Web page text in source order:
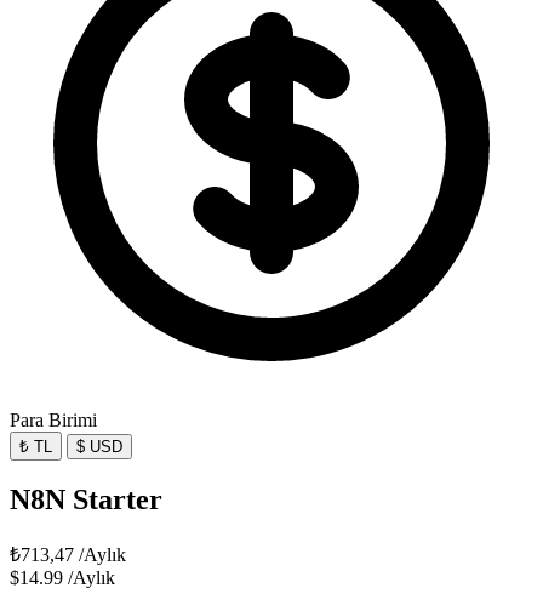
Para Birimi
₺ TL $ USD
N8N Starter
₺713,47 /Aylık
$14.99 /Aylık